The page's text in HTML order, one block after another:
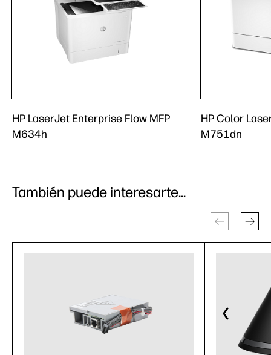
HP LaserJet Enterprise Flow MFP
M634h
HP Color
M751dn
También puede interesarte...